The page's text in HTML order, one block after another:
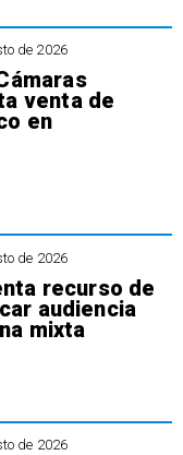
de 2026
venta de
en
de 2026
recurso de
audiencia
mixta
de 2026